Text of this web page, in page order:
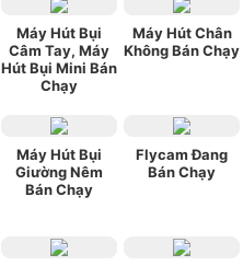
Máy Hút Bụi
Câm Tay, Máy
Hút Bụi Mini Bán
Chạy
Máy Hút Chân
Không Bán Chạy
Máy Hút Bụi
Giường Nêm
Bán Chạy
Flycam Đang
Bán Chạy